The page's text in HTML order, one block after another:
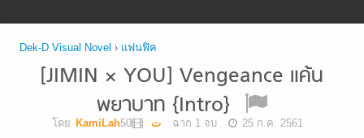
Dek-D Visual Novel › แฟนฟิค
[JIMIN × YOU] Vengeance แค้น
พยาบาท {Intro}
โดย KamiLahت 50 ฉาก 1 จบ
25 ก.ค. 2561